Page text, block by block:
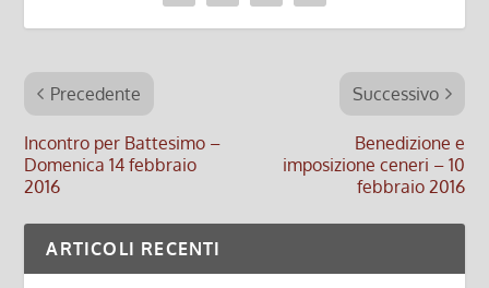
Precedente
Incontro per Battesimo –
Domenica 14 febbraio
2016
Successivo
Benedizione e
imposizione ceneri – 10
febbraio 2016
ARTICOLI RECENTI